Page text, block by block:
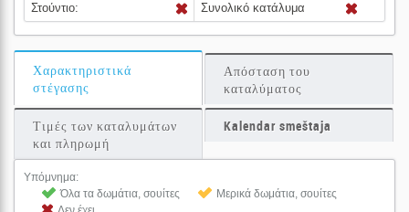
Στούντιο:
Συνολικό κατάλυμα
Χαρακτηριστικά
στέγασης
Απόσταση του
καταλύματος
Τιμές των καταλυμάτων
και πληρωμή
Kalendar smeštaja
Υπόμνημα:
Όλα τα δωμάτια, σουίτες
Μερικά δωμάτια, σουίτες